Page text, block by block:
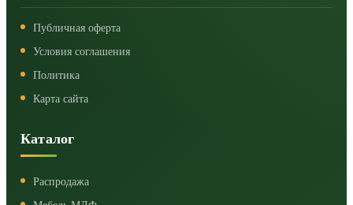
Публичная оферта
Условия соглашения
Политика
Карта сайта
Каталог
Распродажа